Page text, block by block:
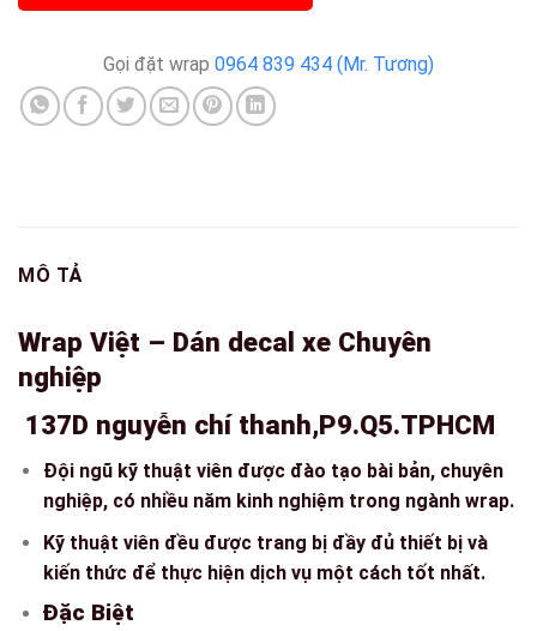
Gọi đặt wrap 0964 839 434 (Mr. Tương)
MÔ TẢ
Wrap Việt – Dán decal xe Chuyên
nghiệp
137D nguyễn chí thanh,P9.Q5.TPHCM
Đội ngũ kỹ thuật viên được đào tạo bài bản, chuyên
nghiệp, có nhiều năm kinh nghiệm trong ngành wrap.
Kỹ thuật viên đều được trang bị đầy đủ thiết bị và
kiến thức để thực hiện dịch vụ một cách tốt nhất.
Đặc Biệt